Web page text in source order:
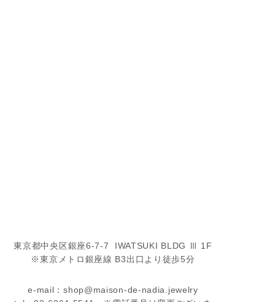
東京都中央区銀座6-7-7 IWATSUKI BLDG Ⅲ 1F
※東京メトロ銀座線 B3出口より徒歩5分
e-mail：shop@maison-de-nadia.jewelry